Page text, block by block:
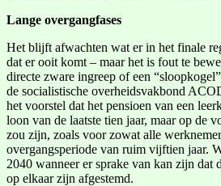
Lange overgangfases
Het blijft afwachten wat er in het finale
dat er ooit komt – maar het is fout te
directe zware ingreep of een
de socialistische overheidsvakbond
het voorstel dat het pensioen van een
loon van de laatste tien jaar, maar op de
zou zijn, zoals voor zowat alle
overgangsperiode van ruim vijftien jaar.
2040 wanneer er sprake van kan zijn dat
op elkaar zijn afgestemd.